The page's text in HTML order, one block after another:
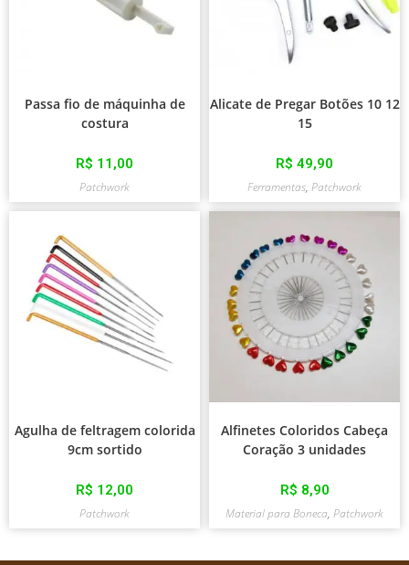
Passa fio de máquinha de
costura
R$ 11,00
Patchwork
Alicate de Pregar Botões 10 12
15
R$ 49,90
Ferramentas, Patchwork
Agulha de feltragem colorida
9cm sortido
R$ 12,00
Patchwork
Alfinetes Coloridos Cabeça
Coração 3 unidades
R$ 8,90
Material para Boneca, Patchwork